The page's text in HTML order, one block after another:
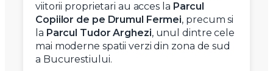
viitorii proprietari au acces la Parcul
Copiilor de pe Drumul Fermei, precum si
la Parcul Tudor Arghezi, unul dintre cele
mai moderne spatii verzi din zona de sud
a Bucurestiului.